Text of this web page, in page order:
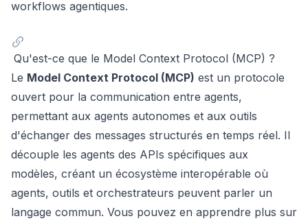
workflows agentiques.
Qu'est-ce que le Model Context Protocol (MCP) ?
Le Model Context Protocol (MCP) est un protocole
ouvert pour la communication entre agents,
permettant aux agents autonomes et aux outils
d'échanger des messages structurés en temps réel. Il
découple les agents des APIs spécifiques aux
modèles, créant un écosystème interopérable où
agents, outils et orchestrateurs peuvent parler un
langage commun. Vous pouvez en apprendre plus sur